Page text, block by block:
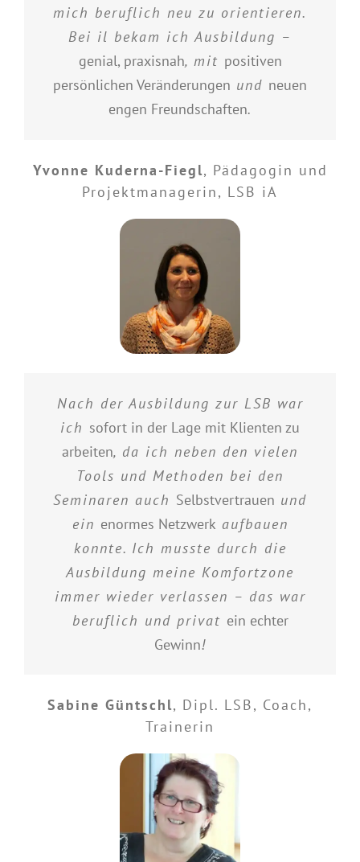
mich beruflich neu zu orientieren.
Bei il bekam ich Ausbildung –
genial, praxisnah, mit positiven
persönlichen Veränderungen und neuen
engen Freundschaften.
Yvonne Kuderna-Fiegl, Pädagogin und
Projektmanagerin, LSB iA
Nach der Ausbildung zur LSB war
ich sofort in der Lage mit Klienten zu
arbeiten, da ich neben den vielen
Tools und Methoden bei den
Seminaren auch Selbstvertrauen und
ein enormes Netzwerk aufbauen
konnte. Ich musste durch die
Ausbildung meine Komfortzone
immer wieder verlassen – das war
beruflich und privat ein echter
Gewinn!
Sabine Güntschl, Dipl. LSB, Coach,
Trainerin